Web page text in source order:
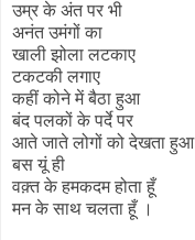
उम्र के अंत पर भी
अनंत उमंगों का
खाली झोला लटकाए
टकटकी लगाए
कहीं कोने में बैठा हुआ
बंद पलकों के पर्दे पर
आते जाते लोगों को देखता हुआ
बस यूं ही
वक़्त के हमकदम होता हूँ
मन के साथ चलता हूँ ।